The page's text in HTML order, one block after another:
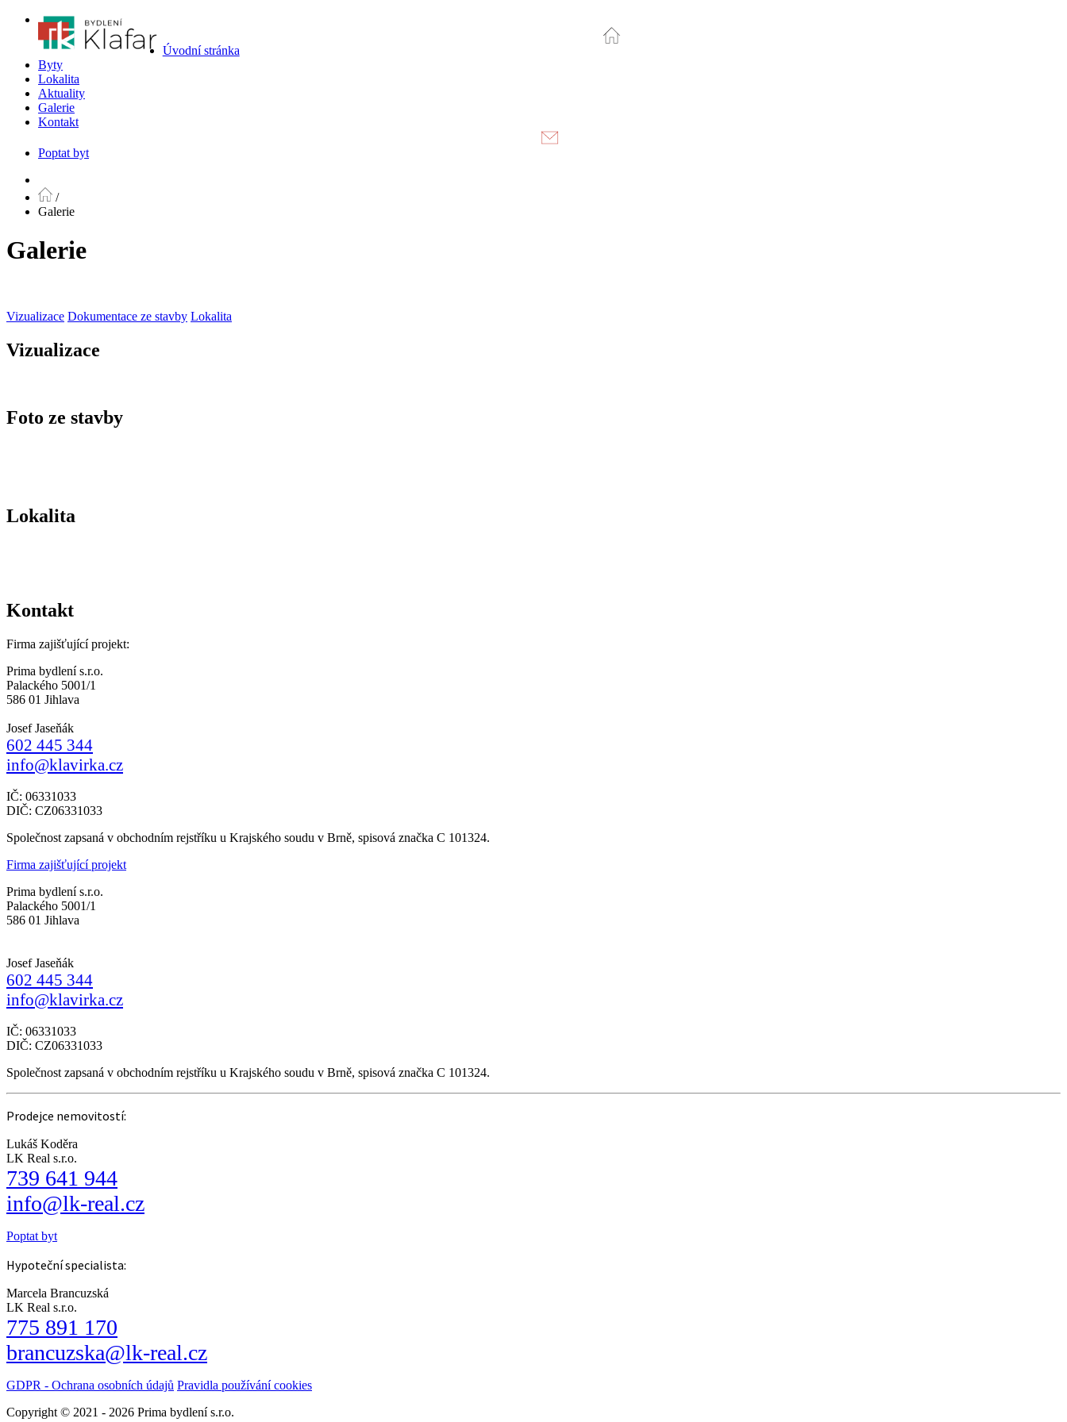
Úvodní stránka
Byty
Lokalita
Aktuality
Galerie
Kontakt
Poptat byt
/
Galerie
Galerie
Vizualizace Dokumentace ze stavby Lokalita
Vizualizace
Foto ze stavby
Lokalita
Kontakt
Firma zajišťující projekt:
Prima bydlení s.r.o.
Palackého 5001/1
586 01 Jihlava
Josef Jaseňák
602 445 344
info@klavirka.cz
IČ: 06331033
DIČ: CZ06331033
Společnost zapsaná v obchodním rejstříku u Krajského soudu v Brně, spisová značka C 101324.
Firma zajišťující projekt
Prima bydlení s.r.o.
Palackého 5001/1
586 01 Jihlava
Josef Jaseňák
602 445 344
info@klavirka.cz
IČ: 06331033
DIČ: CZ06331033
Společnost zapsaná v obchodním rejstříku u Krajského soudu v Brně, spisová značka C 101324.
Prodejce nemovitostí:
Lukáš Koděra
LK Real s.r.o.
739 641 944
info@lk-real.cz
Poptat byt
Hypoteční specialista:
Marcela Brancuzská
LK Real s.r.o.
775 891 170
brancuzska@lk-real.cz
GDPR - Ochrana osobních údajů Pravidla používání cookies
Copyright © 2021 - 2026 Prima bydlení s.r.o.